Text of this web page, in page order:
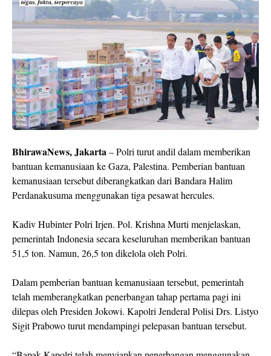
BhirawaNews, Jakarta– Polri turut andil dalam memberikan
bantuan kemanusiaan ke Gaza, Palestina. Pemberian bantuan
kemanusiaan tersebut diberangkatkan dari Bandara Halim
Perdanakusuma menggunakan tiga pesawat hercules.
Kadiv Hubinter Polri Irjen. Pol. Krishna Murti menjelaskan,
pemerintah Indonesia secara keseluruhan memberikan bantuan
51,5 ton. Namun, 26,5 ton dikelola oleh Polri.
Dalam pemberian bantuan kemanusiaan tersebut, pemerintah
telah memberangkatkan penerbangan tahap pertama pagi ini
dilepas oleh Presiden Jokowi. Kapolri Jenderal Polisi Drs. Listyo
Sigit Prabowo turut mendampingi pelepasan bantuan tersebut.